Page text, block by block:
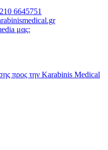
6645751
μας:
προς την Karabinis Medical